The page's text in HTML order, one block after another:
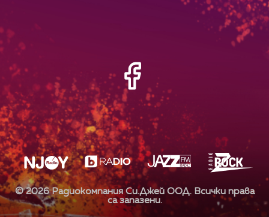
©2026Радиокомпания Си.Джей ООД. Всички права
са запазени.